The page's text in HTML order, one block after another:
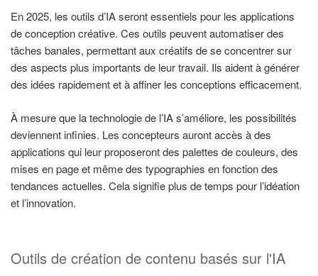
En 2025, les outils d’IA seront essentiels pour les applications
de conception créative. Ces outils peuvent automatiser des
tâches banales, permettant aux créatifs de se concentrer sur
des aspects plus importants de leur travail. Ils aident à générer
des idées rapidement et à affiner les conceptions efficacement.
À mesure que la technologie de l’IA s’améliore, les possibilités
deviennent infinies. Les concepteurs auront accès à des
applications qui leur proposeront des palettes de couleurs, des
mises en page et même des typographies en fonction des
tendances actuelles. Cela signifie plus de temps pour l’idéation
et l’innovation.
Outils de création de contenu basés sur l'IA